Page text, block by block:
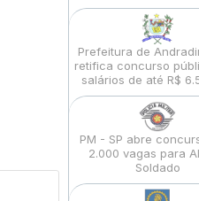
Prefeitura de
retifica concurso
salários de até R$
PM - SP abre
2.000 vagas para
Soldado